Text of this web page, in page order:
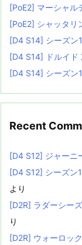
[PoE2] マーシャル
[PoE2] シャッタリ
[D4 S14] シーズン
[D4 S14] ドルイド
[D4 S14] シーズン
Recent
[D4 S12] ジャーニ
[D4 S12] シーズン
より
[D2R] ラダーシー
り
[D2R] ウォーロッ